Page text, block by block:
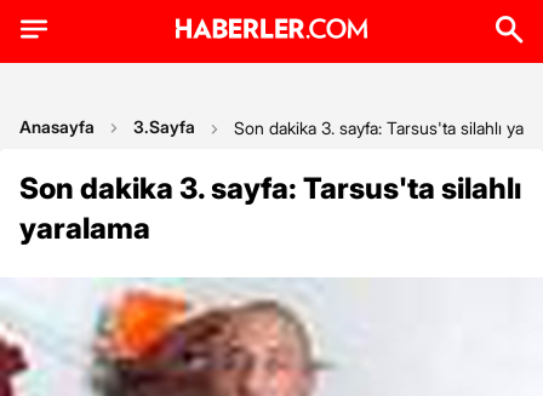
Anasayfa 3.Sayfa Son dakika 3. sayfa: Tarsus'ta silahlı
Son dakika 3. sayfa: Tarsus'ta silahlı
yaralama